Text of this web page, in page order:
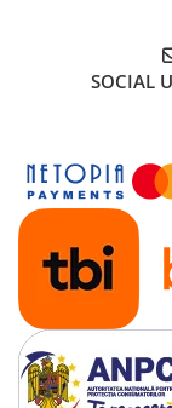
Instrumente de
Dispozitive de
Menghine
Mese rotative /
Etape XY
Papusa mobila /
Instrumente de
Afisaj digital
Bloc ecartament,
testare
SOCIAL